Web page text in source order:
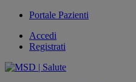
Portale Pazienti
Accedi
Registrati